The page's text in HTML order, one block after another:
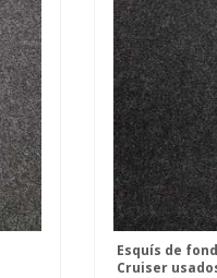
Esquís de
Cruiser